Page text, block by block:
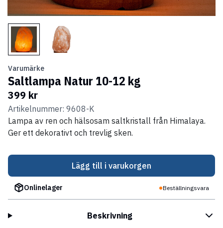
Varumärke
Saltlampa Natur 10-12 kg
399 kr
Artikelnummer: 9608-K
Lampa av ren och hälsosam saltkristall från Himalaya.
Ger ett dekorativt och trevlig sken.
Lägg till i varukorgen
Onlinelager Beställningsvara
Beskrivning